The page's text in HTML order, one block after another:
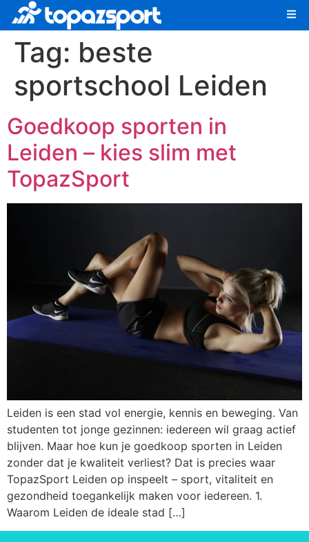
Tag: beste
sportschool Leiden
Goedkoop sporten in
Leiden – kies slim met
TopazSport
Leiden is een stad vol energie, kennis en beweging. Van
studenten tot jonge gezinnen: iedereen wil graag actief
blijven. Maar hoe kun je goedkoop sporten in Leiden
zonder dat je kwaliteit verliest? Dat is precies waar
TopazSport Leiden op inspeelt – sport, vitaliteit en
gezondheid toegankelijk maken voor iedereen. 1.
Waarom Leiden de ideale stad […]